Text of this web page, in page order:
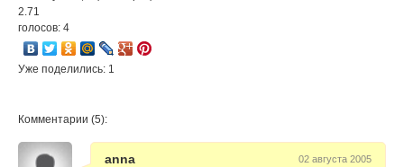
2.71
голосов: 4
Уже поделились: 1
Комментарии (5):
anna 02 августа 2005